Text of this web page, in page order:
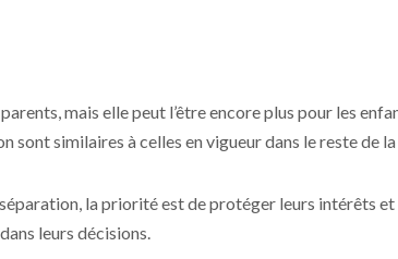
mais elle peut l’être encore plus pour les
sont similaires à celles en vigueur dans le reste de
la priorité est de protéger leurs intérêts
leurs décisions.